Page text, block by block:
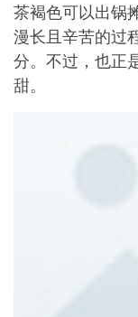
茶褐色可以出锅
漫长且辛苦的过
分。不过，也正
甜。